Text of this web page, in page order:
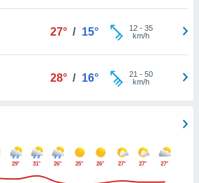
27° / 15° 12- 35
km/h
28° / 16° 21 - 50
km/h
29° 31° 26° 25° 26° 27° 27° 27°